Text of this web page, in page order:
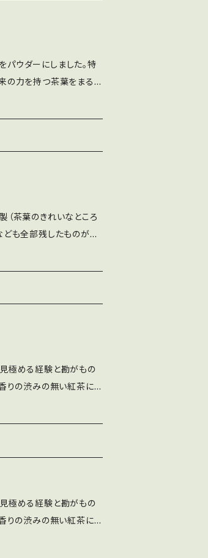
ウダーにしました。特
の力を持つ茶葉をまるご
にかけて。お菓子に混ぜ
さい。 開封後はしっかり
ください。
（茶葉のきれいなところ
ども全部残したものが荒
つ水出しもおすすめで、
抽出してください。
極める経験と勘がもの
りの渋みの無い紅茶に
す。
極める経験と勘がもの
りの渋みの無い紅茶に